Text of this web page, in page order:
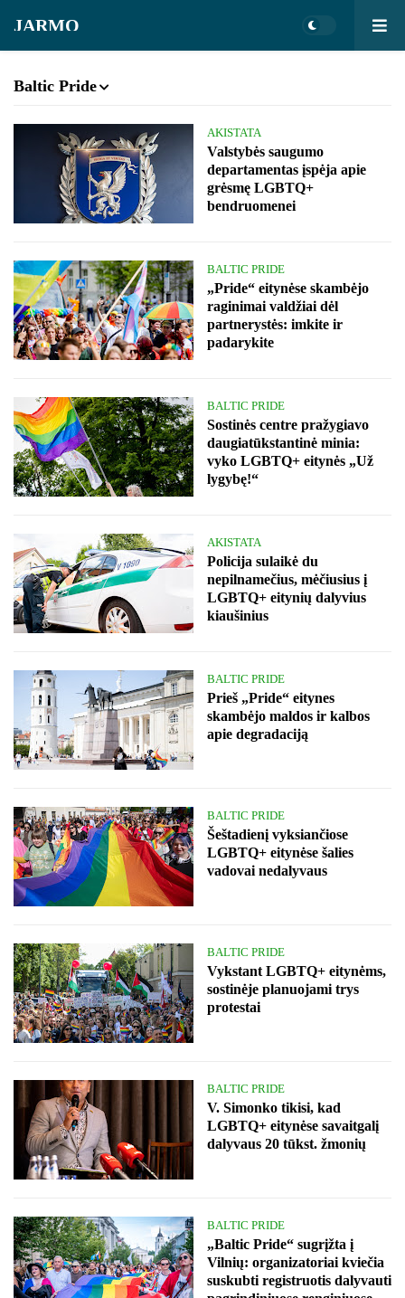
JARMO
Baltic Pride
AKISTATA
Valstybės saugumo
departamentas įspėja apie
grėsmę LGBTQ+
bendruomenei
BALTIC PRIDE
„Pride“ eitynėse skambėjo
raginimai valdžiai dėl
partnerystės: imkite ir
padarykite
BALTIC PRIDE
Sostinės centre pražygiavo
daugiatūkstantinė minia:
vyko LGBTQ+ eitynės „Už
lygybę!“
AKISTATA
Policija sulaikė du
nepilnamečius, mėčiusius į
LGBTQ+ eitynių dalyvius
kiaušinius
BALTIC PRIDE
Prieš „Pride“ eitynes
skambėjo maldos ir kalbos
apie degradaciją
BALTIC PRIDE
Šeštadienį vyksiančiose
LGBTQ+ eitynėse šalies
vadovai nedalyvaus
BALTIC PRIDE
Vykstant LGBTQ+ eitynėms,
sostinėje planuojami trys
protestai
BALTIC PRIDE
V. Simonko tikisi, kad
LGBTQ+ eitynėse savaitgalį
dalyvaus 20 tūkst. žmonių
BALTIC PRIDE
„Baltic Pride“ sugrįžta į
Vilnių: organizatoriai kviečia
suskubti registruotis dalyvauti